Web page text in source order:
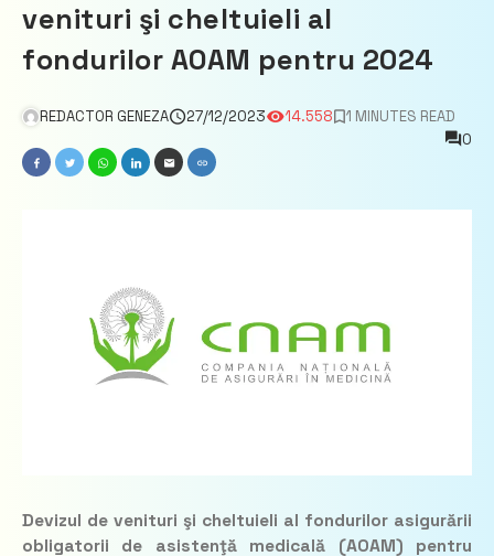
venituri şi cheltuieli al
fondurilor AOAM pentru 2024
REDACTOR GENEZA 27/12/2023 14.558
1 MINUTES READ
0
Devizul de venituri şi cheltuieli al fondurilor asigurării
obligatorii de asistenţă medicală (AOAM) pentru